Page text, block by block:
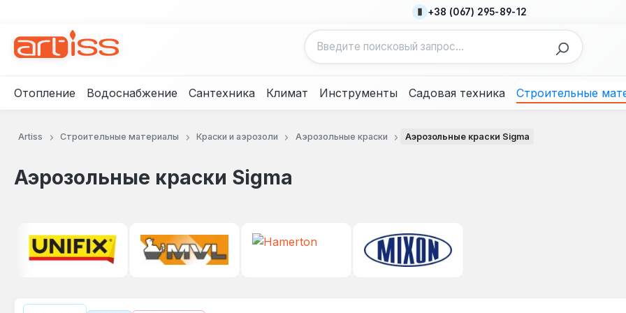
+38 (067) 295-89-12
Отопление Водоснабжение Сантехника Климат Инструменты Садовая техника Строительные
Artiss Строительные материалы Краски и аэрозоли Аэрозольные краски Аэрозольные краски Sigma
Аэрозольные краски Sigma